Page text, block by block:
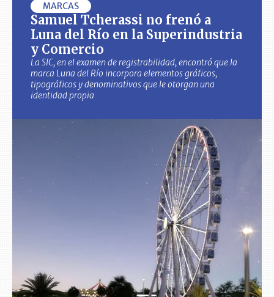
MARCAS
Samuel Tcherassi no frenó a
Luna del Río en la Superindustria
y Comercio
La SIC, en el examen de registrabilidad, encontró que la
marca Luna del Río incorpora elementos gráficos,
tipográficos y denominativos que le otorgan una
identidad propia